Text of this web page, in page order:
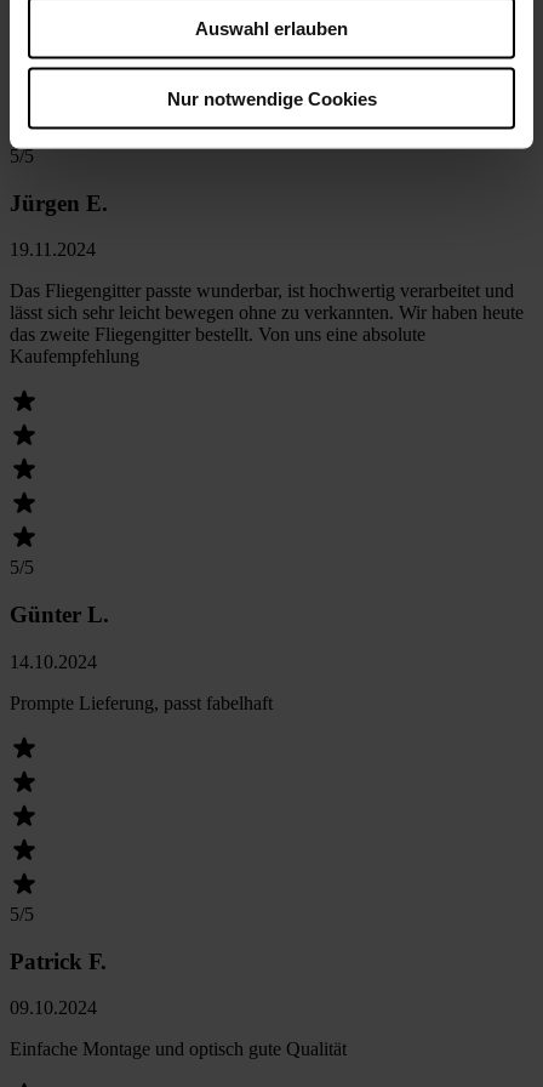
Auswahl erlauben
Nur notwendige Cookies
5/5
Jürgen E.
19.11.2024
Das Fliegengitter passte wunderbar, ist hochwertig verarbeitet und
lässt sich sehr leicht bewegen ohne zu verkannten. Wir haben heute
das zweite Fliegengitter bestellt. Von uns eine absolute
Kaufempfehlung
5/5
Günter L.
14.10.2024
Prompte Lieferung, passt fabelhaft
5/5
Patrick F.
09.10.2024
Einfache Montage und optisch gute Qualität